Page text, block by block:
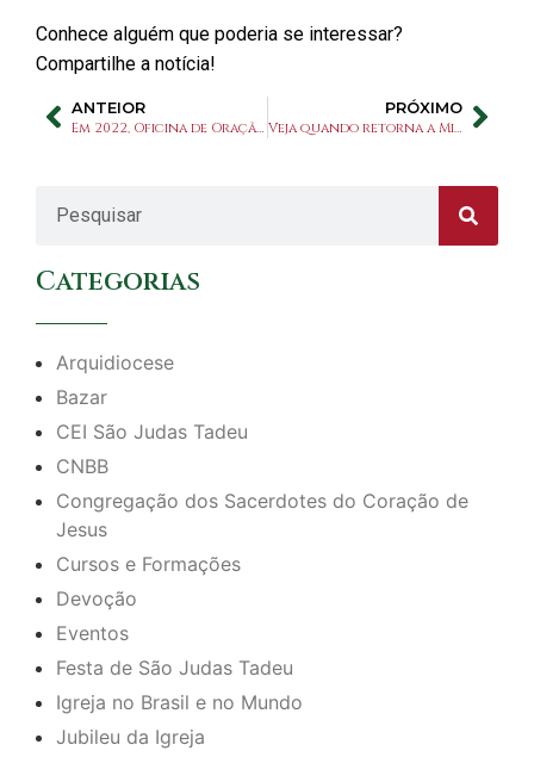
Conhece alguém que poderia se interessar?
Compartilhe a notícia!
ANTEIOR
Em 2022, Oficina de Oração e Vida retoma seus encontros
PRÓXIMO
Veja quando retorna a Missa por Cura e Grupo de Oração
Categorias
Arquidiocese
Bazar
CEI São Judas Tadeu
CNBB
Congregação dos Sacerdotes do Coração de
Jesus
Cursos e Formações
Devoção
Eventos
Festa de São Judas Tadeu
Igreja no Brasil e no Mundo
Jubileu da Igreja